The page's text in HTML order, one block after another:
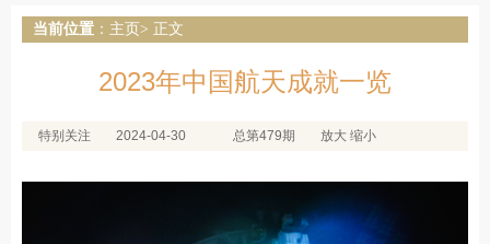
当前位置 ： 主页 > 正文
2023年中国航天成就一览
特别关注 2024-04-30 总第479期 放大 缩小